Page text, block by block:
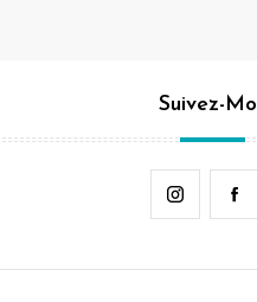
Suivez-